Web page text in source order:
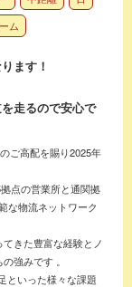
ム
ます！
走るので安心で
ご高配を賜り2025年
点の営業所と通関拠
な物流ネットワーク
きた豊富な経験とノ
強みです 。
といった様々な課題